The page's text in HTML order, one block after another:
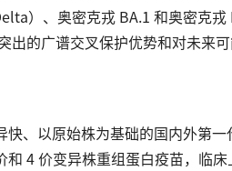
）、奥密克戎 BA.1 和奥密克戎
出的广谱交叉保护优势和对未来
快、以原始株为基础的国内外第
4 价变异株重组蛋白疫苗，临